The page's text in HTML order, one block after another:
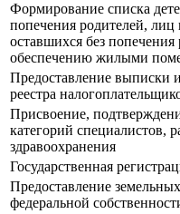
Формирование списка
попечения родителей, лиц
оставшихся без
обеспечению жилыми
Предоставление выписки
реестра
Присвоение,
категорий специалистов,
здравоохранения
Государственная
Предоставление
федеральной